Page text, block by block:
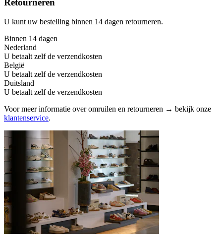
Retourneren
U kunt uw bestelling binnen 14 dagen retourneren.
Binnen 14 dagen
Nederland
U betaalt zelf de verzendkosten
België
U betaalt zelf de verzendkosten
Duitsland
U betaalt zelf de verzendkosten
Voor meer informatie over omruilen en retourneren → bekijk onze
klantenservice.